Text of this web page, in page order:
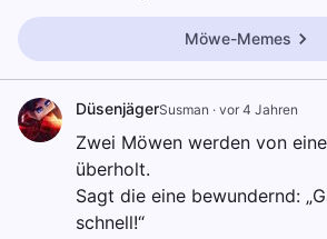
Möwe-Memes
DüsenjägerSusman · vor 4 Jahren
Zwei Möwen werden von
überholt.
Sagt die eine bewundernd:
schnell!“